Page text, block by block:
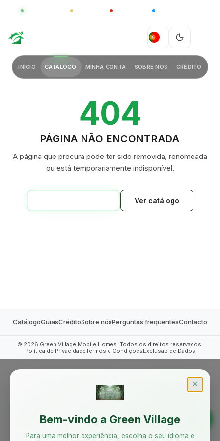
CHINA
PT
INÍCIO CATÁLOGO MINHA CONTA SOBRE NÓS CRÉDITO
404
PÁGINA NÃO ENCONTRADA
A página que procura pode ter sido removida, renomeada
ou está temporariamente indisponível.
Ver catálogo
CatálogoGuiasCréditoSobre nósPerguntas frequentesContacto
© 2026 Green Village Mobile Homes. Todos os direitos reservados.
Política de PrivacidadeTermos e CondiçõesExclusão de Dados
✕
Bem-vindo a Green Village
Para uma melhor experiência, escolha o seu idioma e